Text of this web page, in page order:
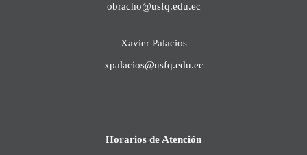
obracho@usfq.edu.ec
Xavier Palacios
xpalacios@usfq.edu.ec
Horarios de Atención